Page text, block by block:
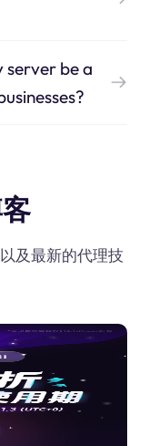
server be a
及最新的代理技